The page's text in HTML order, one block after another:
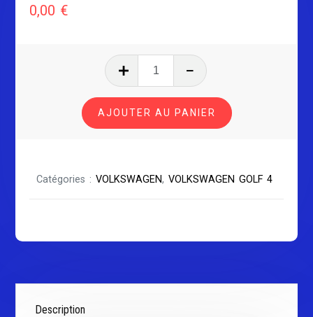
0,00 €
quantité
VOLKSWAGEN
GOLF
4
AJOUTER AU PANIER
Catégories :VOLKSWAGEN,VOLKSWAGEN GOLF 4
Description